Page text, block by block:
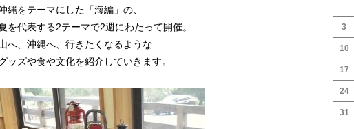
縄をテーマにした「海編」の、
を代表する2テーマで2週にわたって開催。
へ、沖縄へ、行きたくなるような
ッズや食や文化を紹介していきます。
3
10
17
24
31